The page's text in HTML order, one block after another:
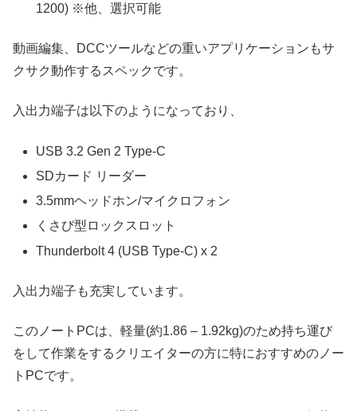
1200) ※他、選択可能
動画編集、DCCツールなどの重いアプリケーションもサ
クサク動作するスペックです。
入出力端子は以下のようになっており、
USB 3.2 Gen 2 Type-C
SDカード リーダー
3.5mmヘッドホン/マイクロフォン
くさび型ロックスロット
Thunderbolt 4 (USB Type-C) x 2
入出力端子も充実しています。
このノートPCは、軽量(約1.86 – 1.92kg)のため持ち運び
をして作業をするクリエイターの方に特におすすめのノー
トPCです。